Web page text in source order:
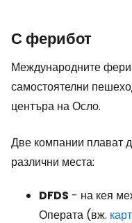
С ферибот
Международните
самостоятелни
центъра на Осло.
Две компании плават
различни места:
DFDS - на кея
Операта (вж.